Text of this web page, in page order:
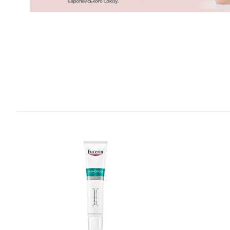
Роздратована шкіра